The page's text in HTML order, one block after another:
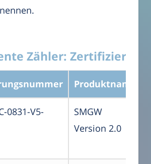
Zähler: Zertifizierte
Produktname
0831-V5-
SMGW
Version 2.0